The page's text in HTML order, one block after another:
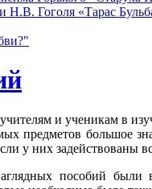
Н.В. Гоголя «Тарас
и ученикам в
предметов большое
у них задействованы
пособий были